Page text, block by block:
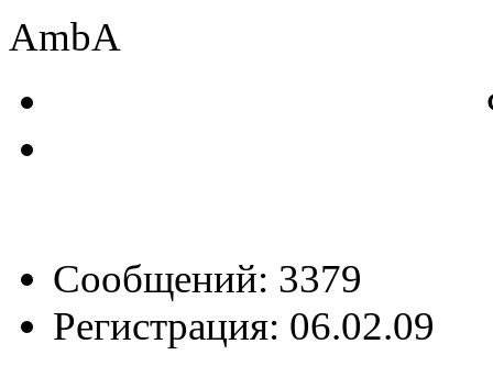
AmbA
Сообщений: 3379
Регистрация: 06.02.09